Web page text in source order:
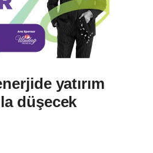
yatırım
düşecek